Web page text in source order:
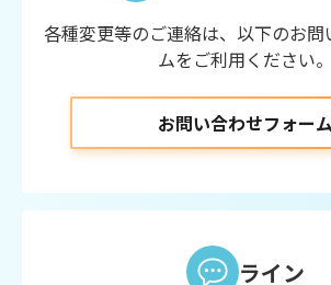
各種変更等のご連絡は、以下のお問
ムをご利用ください。
お問い合わせフォーム
ライン